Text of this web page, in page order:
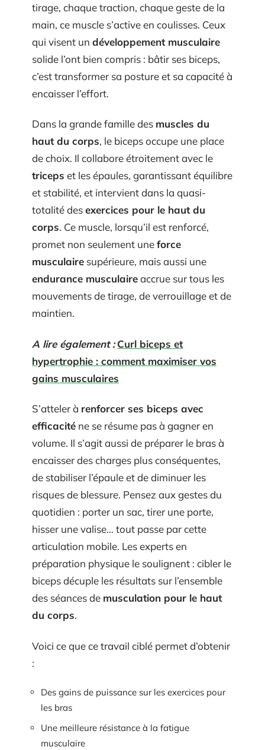
tirage, chaque traction, chaque geste de la
main, ce muscle s’active en coulisses. Ceux
qui visent un développement musculaire
solide l’ont bien compris : bâtir ses biceps,
c’est transformer sa posture et sa capacité à
encaisser l’effort.
Dans la grande famille des muscles du
haut du corps, le biceps occupe une place
de choix. Il collabore étroitement avec le
triceps et les épaules, garantissant équilibre
et stabilité, et intervient dans la quasi-
totalité desexercices pour le haut du
corps. Ce muscle, lorsqu’il est renforcé,
promet non seulement uneforce
musculaire supérieure, mais aussi une
endurance musculaireaccrue sur tous les
mouvements de tirage, de verrouillage et de
maintien.
A lire également : Curl biceps et
hypertrophie : comment maximiser vos
gains musculaires
S’atteler à renforcer ses biceps avec
efficacité ne se résume pas à gagner en
volume. Il s’agit aussi de préparer le bras à
encaisser des charges plus conséquentes,
de stabiliser l’épaule et de diminuer les
risques de blessure. Pensez aux gestes du
quotidien : porter un sac, tirer une porte,
hisser une valise… tout passe par cette
articulation mobile. Les experts en
préparation physique le soulignent : cibler le
biceps décuple les résultats sur l’ensemble
des séances de musculation pour le haut
du corps.
Voici ce que ce travail ciblé permet d’obtenir
:
Des gains de puissance sur les exercices pour
les bras
Une meilleure résistance à la fatigue
musculaire